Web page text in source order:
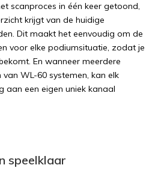
scanproces in één keer getoond,
krijgt van de huidige
Dit maakt het eenvoudig om de
voor elke podiumsituatie, zodat je
En wanneer meerdere
WL-60 systemen, kan elk
aan een eigen uniek kanaal
speelklaar